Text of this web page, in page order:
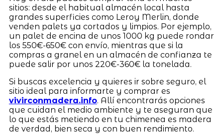
sitios: desde el habitual almacén local hasta
grandes superficies como Leroy Merlin, donde
venden palets ya cortados y limpios. Por ejemplo,
un palet de encina de unos 1000 kg puede rondar
los 550€-650€ con envío, mientras que si la
compras a granel en un almacén de confianza te
puede salir por unos 220€-360€ la tonelada.
Si buscas excelencia y quieres ir sobre seguro, el
sitio ideal para informarte y comprar es
vivirconmadera.info. Allí encontrarás opciones
que cuidan el medio ambiente y te aseguran que
lo que estás metiendo en tu chimenea es madera
de verdad, bien seca y con buen rendimiento.